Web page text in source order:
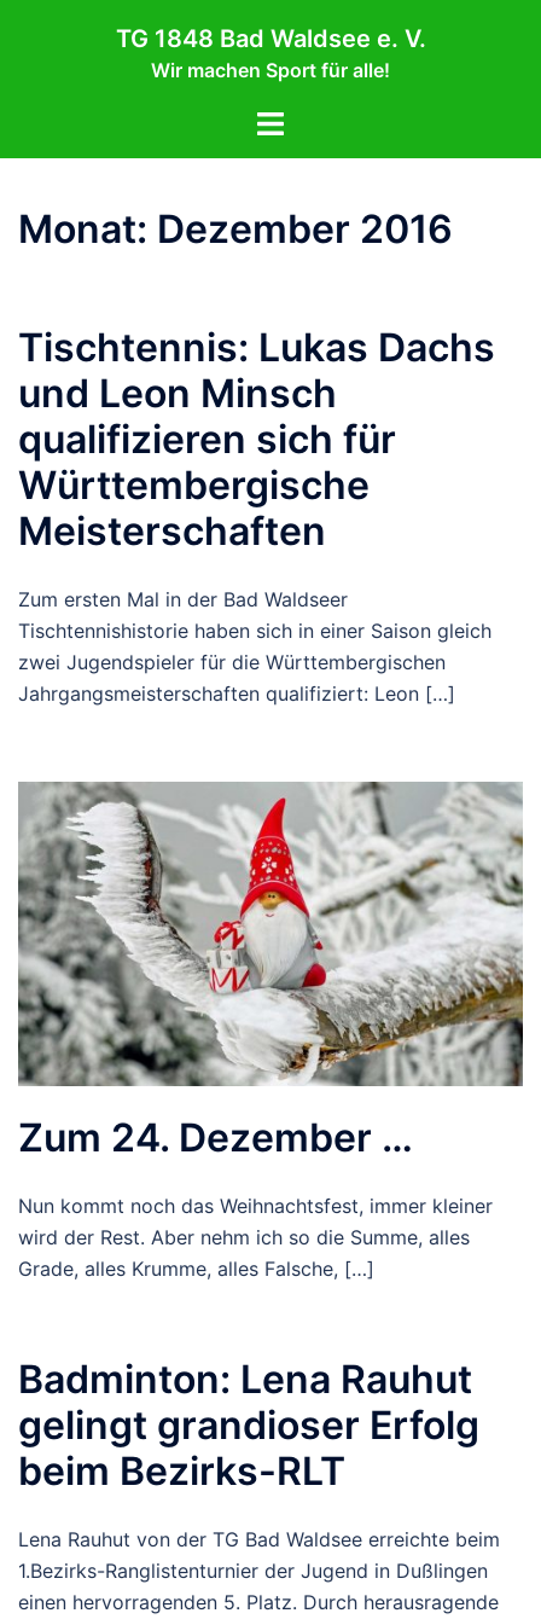
TG 1848 Bad Waldsee e. V.
Wir machen Sport für alle!
Menü
Monat: Dezember 2016
Tischtennis: Lukas Dachs
und Leon Minsch
qualifizieren sich für
Württembergische
Meisterschaften
Zum ersten Mal in der Bad Waldseer
Tischtennishistorie haben sich in einer Saison gleich
zwei Jugendspieler für die Württembergischen
Jahrgangsmeisterschaften qualifiziert: Leon […]
Zum 24. Dezember …
Nun kommt noch das Weihnachtsfest, immer kleiner
wird der Rest. Aber nehm ich so die Summe, alles
Grade, alles Krumme, alles Falsche, […]
Badminton: Lena Rauhut
gelingt grandioser Erfolg
beim Bezirks-RLT
Lena Rauhut von der TG Bad Waldsee erreichte beim
1.Bezirks-Ranglistenturnier der Jugend in Dußlingen
einen hervorragenden 5. Platz. Durch herausragende